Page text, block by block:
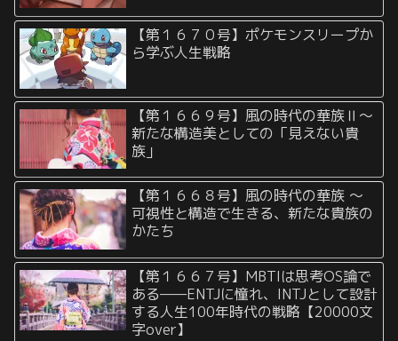
【第１６７０号】ポケモンスリープか
ら学ぶ人生戦略
【第１６６９号】風の時代の華族Ⅱ〜
新たな構造美としての「見えない貴
族」
【第１６６８号】風の時代の華族 〜
可視性と構造で生きる、新たな貴族の
かたち
【第１６６７号】MBTIは思考OS論で
ある——ENTJに憧れ、INTJとして設計
する人生100年時代の戦略【20000文
字over】